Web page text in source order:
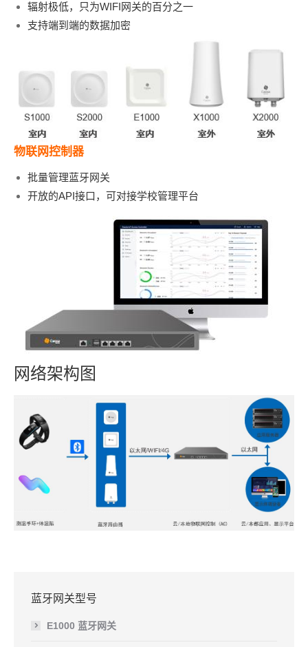
辐射极低，只为WIFI网关的百分之一
支持端到端的数据加密
物联网控制器
批量管理蓝牙网关
开放的API接口，可对接学校管理平台
网络架构图
蓝牙网关型号
E1000 蓝牙网关